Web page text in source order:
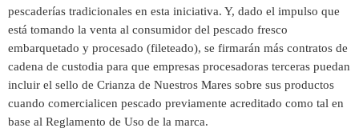
pescaderías tradicionales en esta iniciativa. Y, dado el impulso que
está tomando la venta al consumidor del pescado fresco
embarquetado y procesado (fileteado), se firmarán más contratos de
cadena de custodia para que empresas procesadoras terceras puedan
incluir el sello de Crianza de Nuestros Mares sobre sus productos
cuando comercialicen pescado previamente acreditado como tal en
base al Reglamento de Uso de la marca.